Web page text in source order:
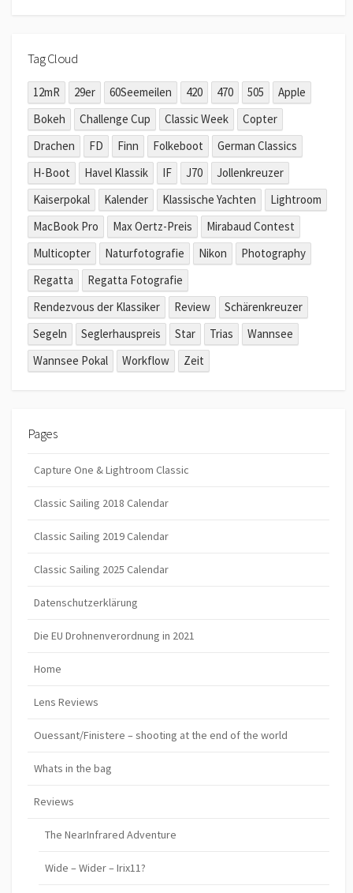
Tag Cloud
12mR 29er 60Seemeilen 420 470 505
Apple
Bokeh
Challenge Cup Classic Week
Copter
Drachen
FD Finn Folkeboot
German Classics
H-Boot
Havel Klassik IF J70
Jollenkreuzer
Kaiserpokal
Kalender Klassische Yachten
Lightroom
MacBook Pro
Max Oertz-Preis
Mirabaud Contest
Multicopter
Naturfotografie Nikon
Photography
Regatta
Regatta Fotografie
Rendezvous der Klassiker
Review
Schärenkreuzer
Segeln
Seglerhauspreis Star Trias
Wannsee
Wannsee Pokal
Workflow Zeit
Pages
Capture One & Lightroom Classic
Classic Sailing 2018 Calendar
Classic Sailing 2019 Calendar
Classic Sailing 2025 Calendar
Datenschutzerklärung
Die EU Drohnenverordnung in 2021
Home
Lens Reviews
Ouessant/Finistere – shooting at the end of the world
Whats in the bag
Reviews
The NearInfrared Adventure
Wide – Wider – Irix11?